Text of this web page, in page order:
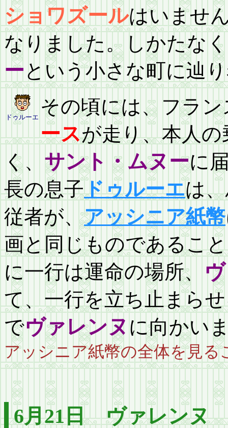
ショワズールはいませ
なりました。しかたな
ーという小さな町に辿
ドゥルーエ その頃には、フラ
ースが走り、本人
く、 サント・ムヌーに
長の息子ドゥルーエは
従者が、アッシニア紙幣
画と同じものであるこ
に一行は運命の場所、
て、一行を立ち止まら
でヴァレンヌ に向かい
アッシニア紙幣の全体を見る
6月21日 ヴァレンヌ